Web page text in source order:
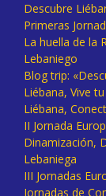
Descubre
Primeras
La huella de la
Lebaniego
Blog trip:
Liébana, Vive
Liébana,
II Jornada
Dinamización,
Lebaniega
III Jornadas
Jornadas de